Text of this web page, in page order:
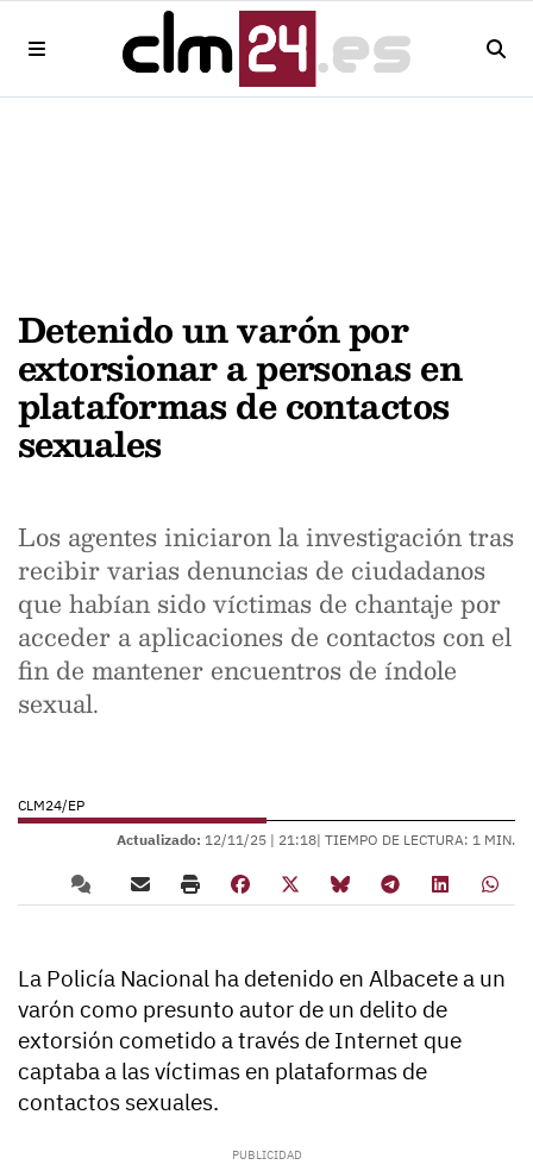
Detenido un varón por
extorsionar a personas en
plataformas de contactos
sexuales
Los agentes iniciaron la investigación tras
recibir varias denuncias de ciudadanos
que habían sido víctimas de chantaje por
acceder a aplicaciones de contactos con el
fin de mantener encuentros de índole
sexual.
CLM24/EP
Actualizado: 12/11/25 | 21:18| TIEMPO DE LECTURA: 1 MIN.
La Policía Nacional ha detenido en Albacete a un
varón como presunto autor de un delito de
extorsión cometido a través de Internet que
captaba a las víctimas en plataformas de
contactos sexuales.